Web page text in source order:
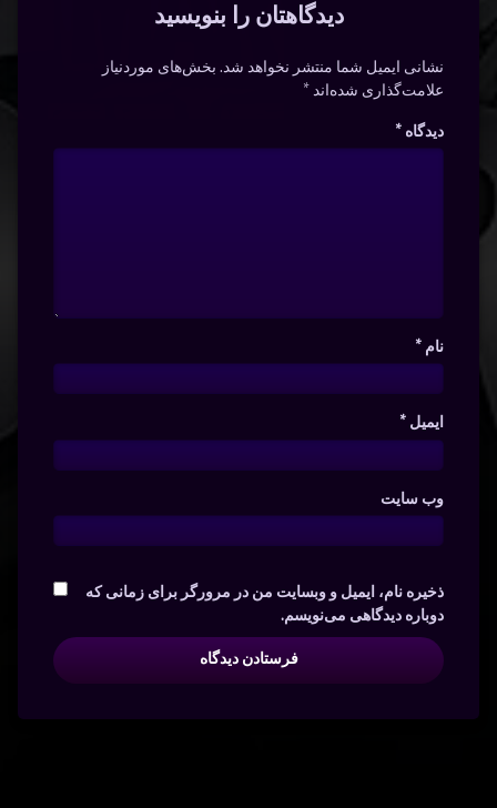
دیدگاهتان را بنویسید
نشانی ایمیل شما منتشر نخواهد شد. بخش‌های موردنیاز
علامت‌گذاری شده‌اند*
دیدگاه *
نام *
ایمیل *
وب‌ سایت
ذخیره نام، ایمیل و وبسایت من در مرورگر برای زمانی که
دوباره دیدگاهی می‌نویسم.